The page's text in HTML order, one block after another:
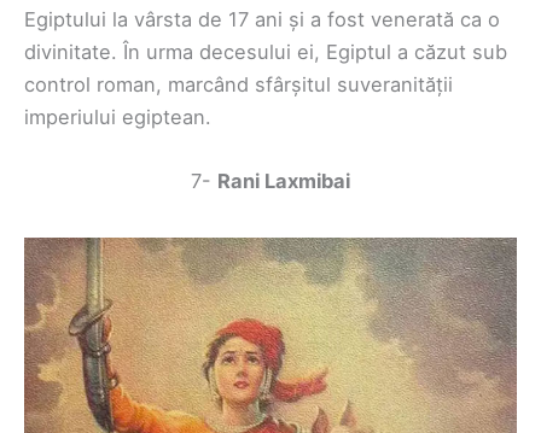
Egiptului la vârsta de 17 ani și a fost venerată ca o
divinitate. În urma decesului ei, Egiptul a căzut sub
control roman, marcând sfârșitul suveranității
imperiului egiptean.
7- Rani Laxmibai